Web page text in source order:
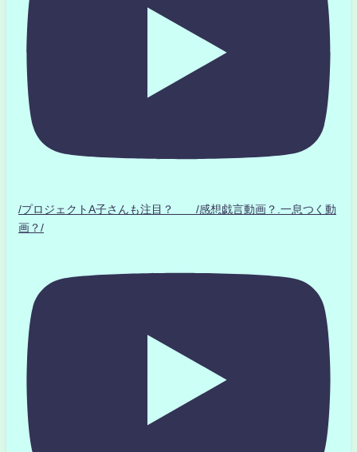
/プロジェクトA子さんも注目？ /感想戯言動画？.一息つく動
画？/